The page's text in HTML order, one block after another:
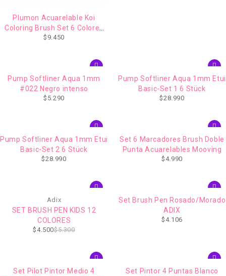
Plumon Acuarelable Koi
Coloring Brush Set 6 Colores
Retrato
$ 9.450
Pump Softliner Aqua 1mm
#022 Negro intenso
$ 5.290
Pump Softliner Aqua 1mm Etui
Basic-Set 1 6 Stück
$28.990
Pump Softliner Aqua 1mm Etui
Basic-Set 2 6 Stück
$28.990
Set 6 Marcadores Brush Doble
Punta Acuarelables Mooving
$ 4.990
Adix
SET BRUSH PEN KIDS 12
COLORES
$5.300
$ 4.500
Set Brush Pen Rosado/Morado
ADIX
$ 4.106
Set Pilot Pintor Medio 4
Set Pintor 4 Puntas Blanco